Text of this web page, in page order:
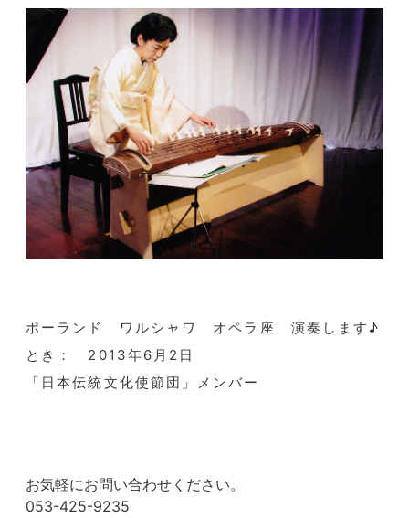
ポーランド ワルシャワ オペラ座 演奏します♪
とき： 2013年6月2日
「日本伝統文化使節団」メンバー
お気軽にお問い合わせください。
053-425-9235